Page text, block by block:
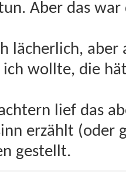
Aber das
lächerlich,
ich wollte, die
lief das
erzählt (oder
gestellt.